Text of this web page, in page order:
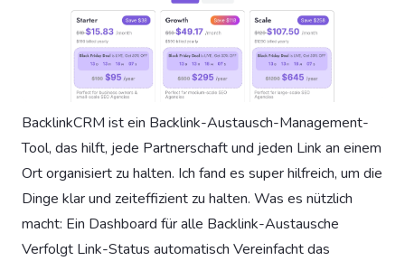
BacklinkCRM ist ein Backlink-Austausch-Management-
Tool, das hilft, jede Partnerschaft und jeden Link an einem
Ort organisiert zu halten. Ich fand es super hilfreich, um die
Dinge klar und zeiteffizient zu halten. Was es nützlich
macht: Ein Dashboard für alle Backlink-Austausche
Verfolgt Link-Status automatisch Vereinfacht das